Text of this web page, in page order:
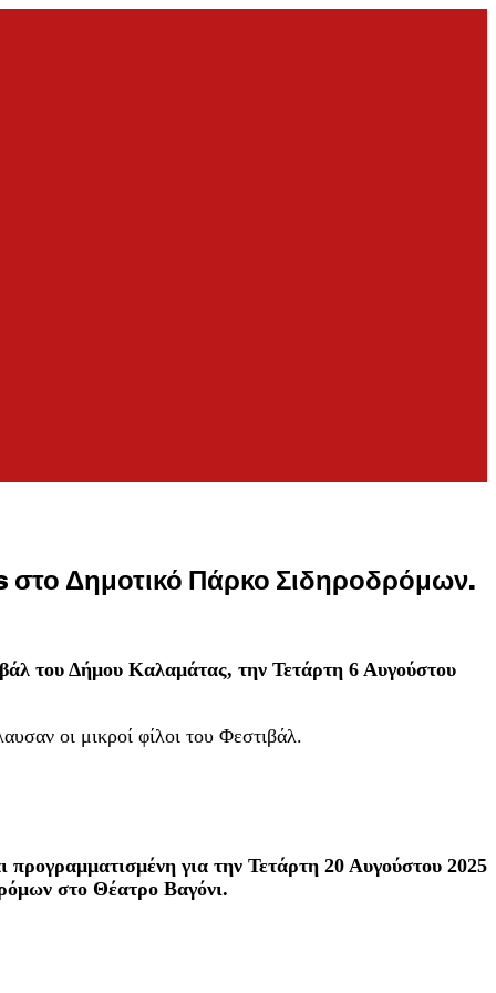
στο Δημοτικό Πάρκο Σιδηροδρόμων.
του Δήμου Καλαμάτας, την Τετάρτη 6 Αυγούστου
οι μικροί φίλοι του Φεστιβάλ.
για την Τετάρτη 20 Αυγούστου 2025
στο Θέατρο Βαγόνι.